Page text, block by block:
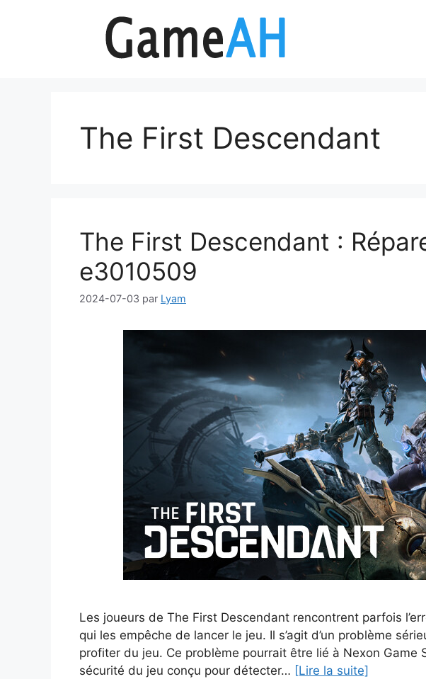
The First Descendant
The First Descendant :
e3010509
2024-07-03 par Lyam
Les joueurs de The First Descendant rencontrent parfois
qui les empêche de lancer le jeu. Il s’agit d’un problème
profiter du jeu. Ce problème pourrait être lié à Nexon Game
sécurité du jeu conçu pour détecter… [Lire la suite]